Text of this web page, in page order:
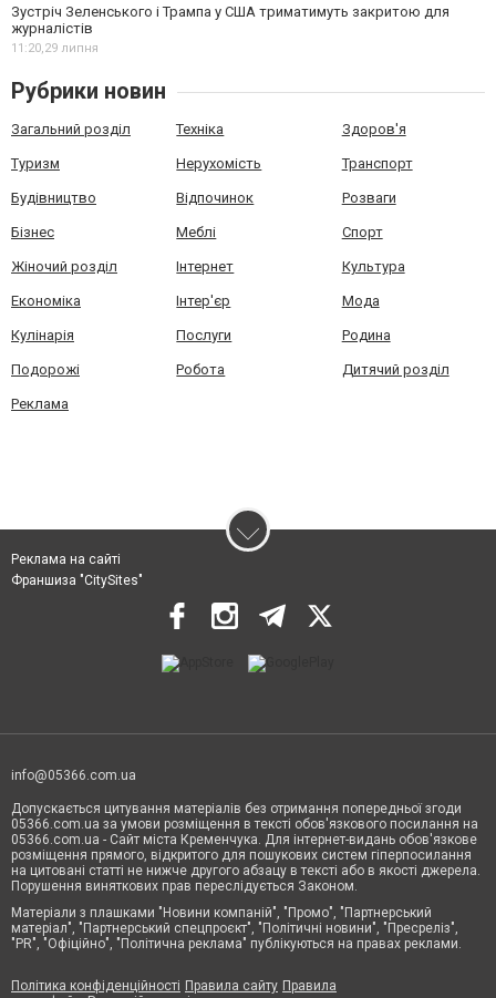
Зустріч Зеленського і Трампа у США триматимуть закритою для
журналістів
11:20,29 липня
Рубрики новин
Загальний розділ Техніка Здоров'я
Туризм Нерухомість Транспорт
Будівництво Відпочинок Розваги
Бізнес Меблі Спорт
Жіночий розділ Інтернет Культура
Економіка Інтер'єр Мода
Кулінарія Послуги Родина
Подорожі Робота Дитячий розділ
Реклама
Реклама на сайті
Франшиза "CitySites"
info@05366.com.ua
Допускається цитування матеріалів без отримання попередньої згоди
05366.com.ua за умови розміщення в тексті обов'язкового посилання на
05366.com.ua - Сайт міста Кременчука. Для інтернет-видань обов'язкове
розміщення прямого, відкритого для пошукових систем гіперпосилання
на цитовані статті не нижче другого абзацу в тексті або в якості джерела.
Порушення виняткових прав переслідується Законом.
Матеріали з плашками "Новини компаній", "Промо", "Партнерський
матеріал", "Партнерський спецпроєкт", "Політичні новини", "Пресреліз",
"PR", "Офіційно", "Політична реклама" публікуються на правах реклами.
Політика конфіденційності Правила сайту Правила